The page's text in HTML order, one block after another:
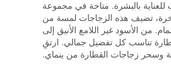
بالبشرة. متاحة في مجموعة
تضيف هذه الزجاجات لمسة من
من الأسود غير اللامع الأنيق إلى
تناسب كل تفضيل جمالي. ارتقِ
وسحر زجاجات القطارة من ينماي.